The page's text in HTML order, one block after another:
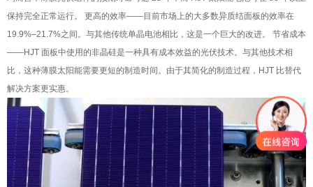
保持完全正常运行。 更高的效率——目前市场上的大多数异质结面板的效率在
19.9%–21.7%之间。与其他传统单晶电池相比，这是一个巨大的改进。 节省成本
——HJT 面板中使用的非晶硅是一种具有成本效益的光伏技术。与其他技术相
比，这种薄膜太阳能需要更短的制造时间。由于其简化的制造过程，HJT 比替代
解决方案更实惠。